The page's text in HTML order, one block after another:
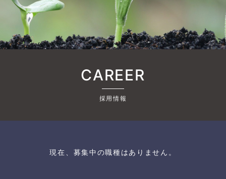
CAREER
採用情報
現在、募集中の職種はありません。